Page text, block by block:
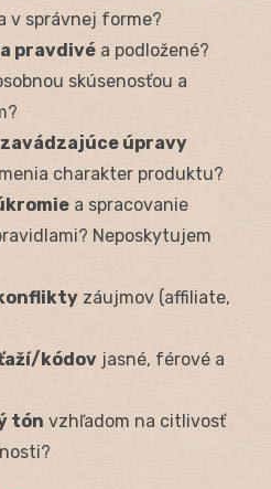
v správnej forme?
pravdivé a podložené?
skúsenosťou a
zavádzajúce úpravy
charakter produktu?
a spracovanie
Neposkytujem
záujmov (affiliate,
kódov jasné, férové a
tón vzhľadom na citlivosť